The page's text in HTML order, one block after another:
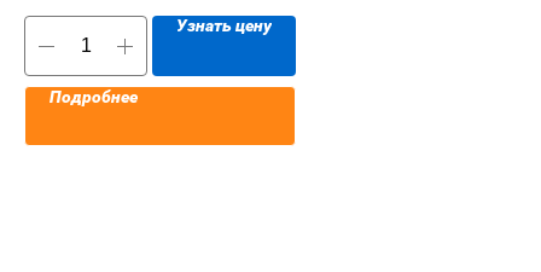
Узнать цену
Подробнее